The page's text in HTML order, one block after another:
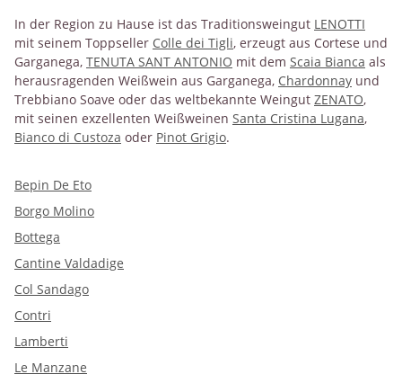
In der Region zu Hause ist das Traditionsweingut LENOTTI
mit seinem Toppseller Colle dei Tigli, erzeugt aus Cortese und
Garganega, TENUTA SANT ANTONIO mit dem Scaia Bianca als
herausragenden Weißwein aus Garganega, Chardonnay und
Trebbiano Soave oder das weltbekannte Weingut ZENATO,
mit seinen exzellenten Weißweinen Santa Cristina Lugana,
Bianco di Custoza oder Pinot Grigio.
Bepin De Eto
Borgo Molino
Bottega
Cantine Valdadige
Col Sandago
Contri
Lamberti
Le Manzane